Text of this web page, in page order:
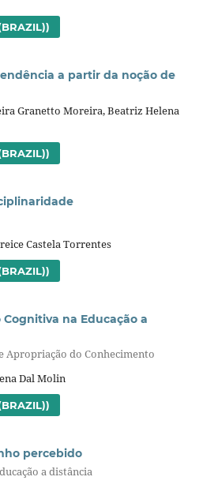
a partir da noção de
Granetto Moreira, Beatriz Helena
Castela Torrentes
na Educação a
Apropriação do Conhecimento
Dal Molin
percebido
a distância